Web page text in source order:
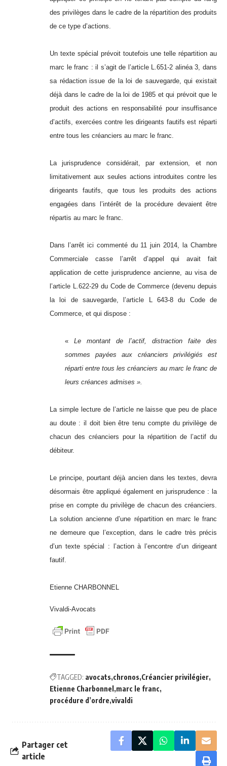
des privilèges dans le cadre de la répartition des produits
de ce type d’actions.
Un texte spécial prévoit toutefois une telle répartition au
marc le franc : il s’agit de l’article L.651-2 alinéa 3, dans
sa rédaction issue de la loi de sauvegarde, qui existait
déjà dans le cadre de la loi de 1985 et qui prévoit que le
produit des actions en responsabilité pour insuffisance
d’actifs, exercées contre les dirigeants fautifs est réparti
entre tous les créanciers au marc le franc.
La jurisprudence considérait, par extension, et non
limitativement aux seules actions introduites contre les
dirigeants fautifs, que tous les produits des actions
engagées dans l’intérêt de la procédure devaient être
répartis au marc le franc.
Dans l’arrêt ici commenté du 11 juin 2014, la Chambre
Commerciale casse l’arrêt d’appel qui avait fait
application de cette jurisprudence ancienne, au visa de
l’article L.622-29 du Code de Commerce (devenu depuis
la loi de sauvegarde, l’article L 643-8 du Code de
Commerce, et qui dispose :
« Le montant de l’actif, distraction faite des
sommes payées aux créanciers privilégiés est
réparti entre tous les créanciers au marc le franc de
leurs créances admises ».
La simple lecture de l’article ne laisse que peu de place
au doute : il doit bien être tenu compte du privilège de
chacun des créanciers pour la répartition de l’actif du
débiteur.
Le principe, pourtant déjà ancien dans les textes, devra
désormais être appliqué également en jurisprudence : la
prise en compte du privilège de chacun des créanciers.
La solution ancienne d’une répartition en marc le franc
ne demeure que l’exception, dans le cadre très précis
d’un texte spécial : l’action à l’encontre d’un dirigeant
fautif.
Etienne CHARBONNEL
Vivaldi-Avocats
TAGGED: avocats chronos Créancier privilégier
Etienne Charbonnel marc le franc
procédure d’ordre vivaldi
Partager cet
article